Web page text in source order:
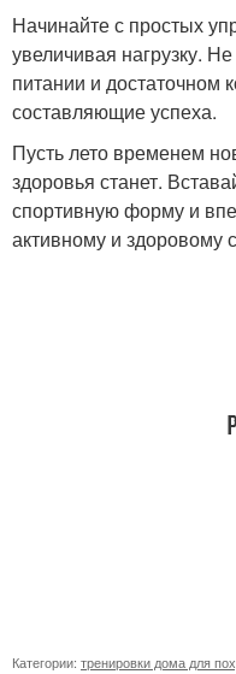
Начинайте с простых
увеличивая нагрузку.
питании и достаточном
составляющие успеха.
Пусть лето временем
здоровья станет.
спортивную форму и
активному и здоровому
Категории: тренировки дома для